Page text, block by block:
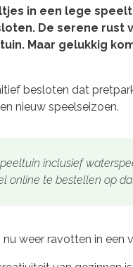
in een lege
De serene rust
Maar gelukkig
besloten dat
nieuw speelseizoen.
inclusief
online te bestellen op
weer ravotten in